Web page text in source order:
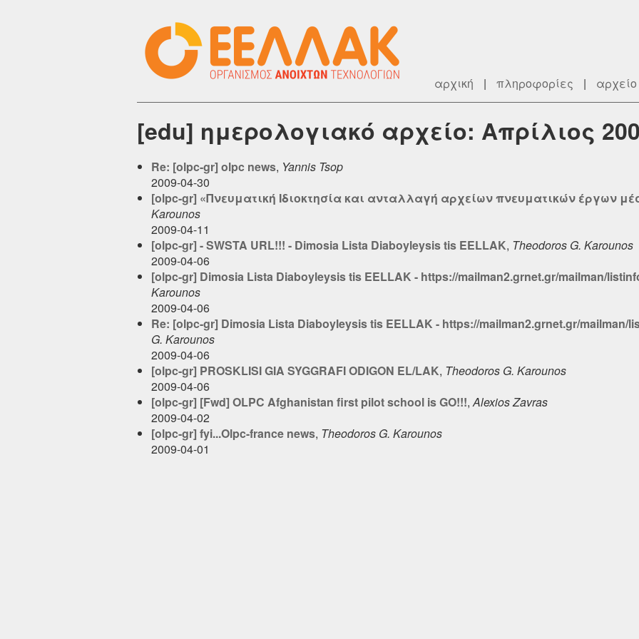
αρχική | πληροφορίες | αρχείο
[edu] ημερολογιακό αρχείο: Απρίλιος
Re: [olpc-gr] olpc news, Yannis Tsop
2009-04-30
[olpc-gr] «Πνευματική Ιδιοκτησία και ανταλλαγή αρχείων πνευματικών έργων
Karounos
2009-04-11
[olpc-gr] - SWSTA URL!!! - Dimosia Lista Diaboyleysis tis EELLAK, Theodoros G. Karounos
2009-04-06
[olpc-gr] Dimosia Lista Diaboyleysis tis EELLAK - https://mailman2.grnet.gr/mailman/
Karounos
2009-04-06
Re: [olpc-gr] Dimosia Lista Diaboyleysis tis EELLAK - https://mailman2.grnet.gr/mailman/
G. Karounos
2009-04-06
[olpc-gr] PROSKLISI GIA SYGGRAFI ODIGON EL/LAK, Theodoros G. Karounos
2009-04-06
[olpc-gr] [Fwd] OLPC Afghanistan first pilot school is GO!!!,Alexios Zavras
2009-04-02
[olpc-gr] fyi...Olpc-france news, Theodoros G. Karounos
2009-04-01